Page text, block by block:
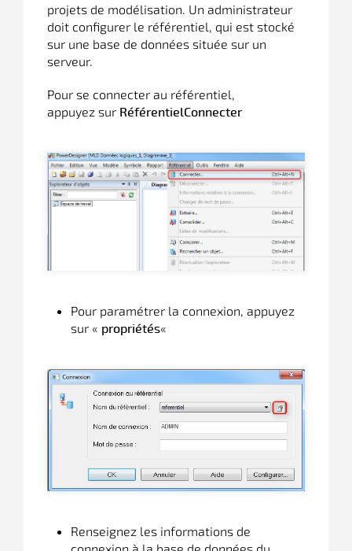
projets de modélisation. Un administrateur
doit configurer le référentiel, qui est stocké
sur une base de données située sur un
serveur.
Pour se connecter au référentiel,
appuyez sur RéférentielConnecter
Pour paramétrer la connexion, appuyez
sur « propriétés«
Renseignez les informations de